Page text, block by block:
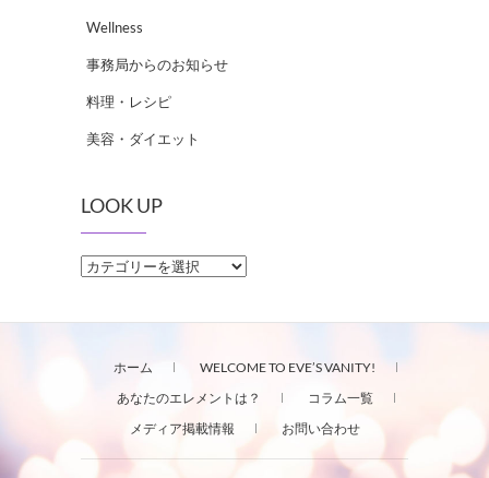
Wellness
事務局からのお知らせ
料理・レシピ
美容・ダイエット
LOOK UP
LOOK
ホーム
WELCOME TO EVE’S VANITY!
あなたのエレメントは？
コラム一覧
メディア掲載情報
お問い合わせ